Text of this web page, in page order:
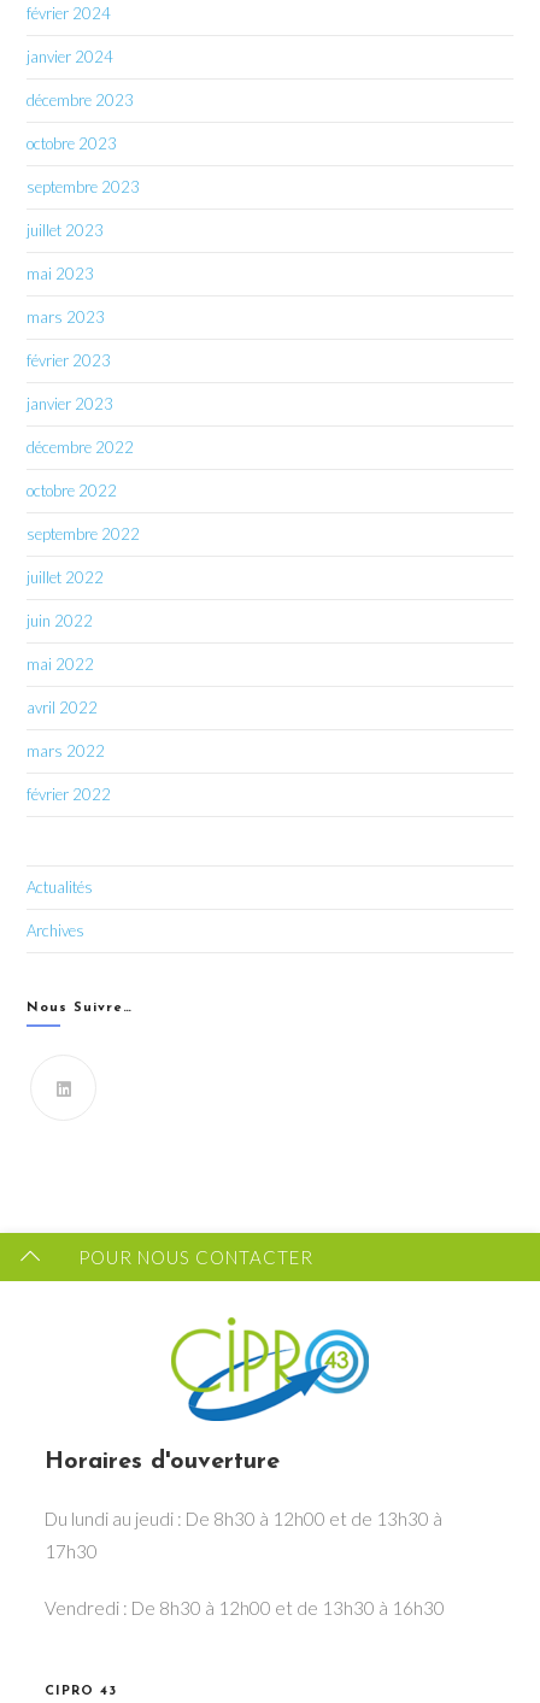
février 2024
janvier 2024
décembre 2023
octobre 2023
septembre 2023
juillet 2023
mai 2023
mars 2023
février 2023
janvier 2023
décembre 2022
octobre 2022
septembre 2022
juillet 2022
juin 2022
mai 2022
avril 2022
mars 2022
février 2022
Actualités
Archives
Nous Suivre…
Vous souhaitez recevoir les dernières infos du CIPRO
POUR NOUS CONTACTER
Horaires d'ouverture
Du lundi au jeudi : De 8h30 à 12h00 et de 13h30 à
17h30
Vendredi : De 8h30 à 12h00 et de 13h30 à 16h30
CIPRO 43